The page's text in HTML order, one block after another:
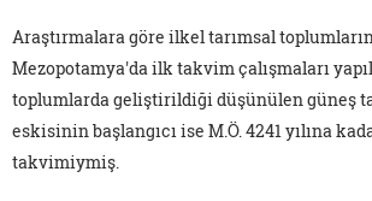
Araştırmalara göre ilkel tarımsal
Mezopotamya'da ilk takvim çalışmaları
toplumlarda geliştirildiği düşünülen güneş
eskisinin başlangıcı ise M.Ö. 4241 yılına
takvimiymiş.